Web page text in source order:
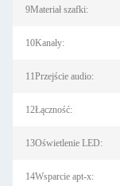
9Materiał szafki:
10Kanały:
11Przejście audio:
12Łączność:
13Oświetlenie LED:
14Wsparcie apt-x: